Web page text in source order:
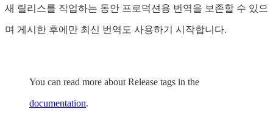
새 릴리스를 작업하는 동안 프로덕션용 번역을 보존할 수 있으
며 게시한 후에만 최신 번역도 사용하기 시작합니다.
You can read more about Release tags in the
documentation.